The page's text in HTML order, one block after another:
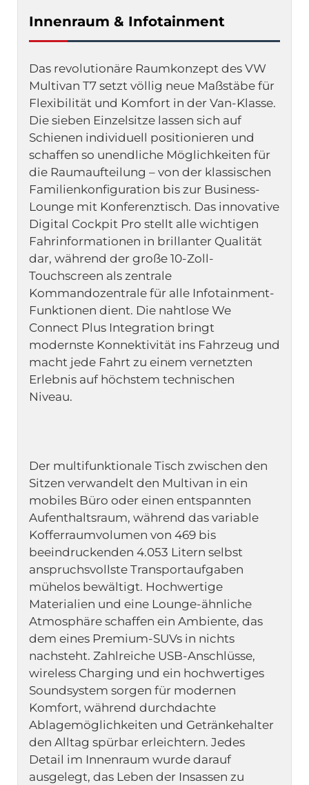
Innenraum & Infotainment
Das revolutionäre Raumkonzept des VW
Multivan T7 setzt völlig neue Maßstäbe für
Flexibilität und Komfort in der Van-Klasse.
Die sieben Einzelsitze lassen sich auf
Schienen individuell positionieren und
schaffen so unendliche Möglichkeiten für
die Raumaufteilung – von der klassischen
Familienkonfiguration bis zur Business-
Lounge mit Konferenztisch. Das innovative
Digital Cockpit Pro stellt alle wichtigen
Fahrinformationen in brillanter Qualität
dar, während der große 10-Zoll-
Touchscreen als zentrale
Kommandozentrale für alle Infotainment-
Funktionen dient. Die nahtlose We
Connect Plus Integration bringt
modernste Konnektivität ins Fahrzeug und
macht jede Fahrt zu einem vernetzten
Erlebnis auf höchstem technischen
Der multifunktionale Tisch zwischen den
Sitzen verwandelt den Multivan in ein
mobiles Büro oder einen entspannten
Aufenthaltsraum, während das variable
Kofferraumvolumen von 469 bis
beeindruckenden 4.053 Litern selbst
anspruchsvollste Transportaufgaben
mühelos bewältigt. Hochwertige
Materialien und eine Lounge-ähnliche
Atmosphäre schaffen ein Ambiente, das
dem eines Premium-SUVs in nichts
nachsteht. Zahlreiche USB-Anschlüsse,
wireless Charging und ein hochwertiges
Soundsystem sorgen für modernen
Komfort, während durchdachte
Ablagemöglichkeiten und Getränkehalter
den Alltag spürbar erleichtern. Jedes
Detail im Innenraum wurde darauf
ausgelegt, das Leben der Insassen zu